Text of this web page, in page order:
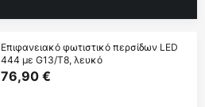
Επιφανειακό φωτιστικό περσίδων LED
444 με G13/T8, λευκό
76,90 €